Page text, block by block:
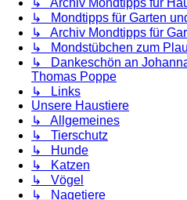
↳ Mondtipps für Garten
↳ Archiv Mondtipps für
↳ Mondstübchen zum
↳ Dankeschön an
Thomas Poppe
↳ Links
Unsere Haustiere
↳ Allgemeines
↳ Tierschutz
↳ Hunde
↳ Katzen
↳ Vögel
↳ Nagetiere